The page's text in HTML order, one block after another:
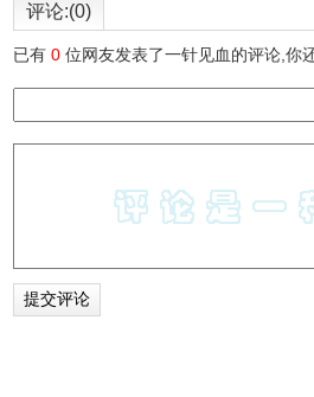
评论:(0)
已有0 位网友发表了一针见血的评论,你